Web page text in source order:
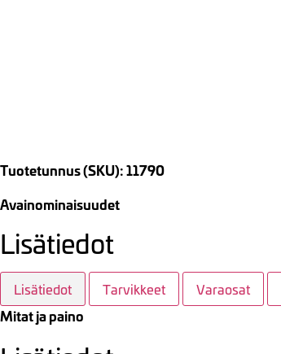
Tuotetunnus (SKU): 11790
Avainominaisuudet
Lisätiedot
Lisätiedot Tarvikkeet Varaosat
Mitat ja paino